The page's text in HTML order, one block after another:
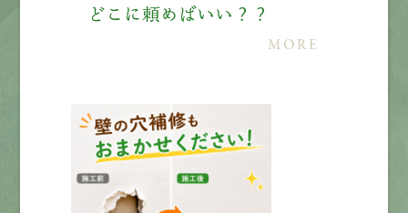
どこに頼めばいい？？
MORE